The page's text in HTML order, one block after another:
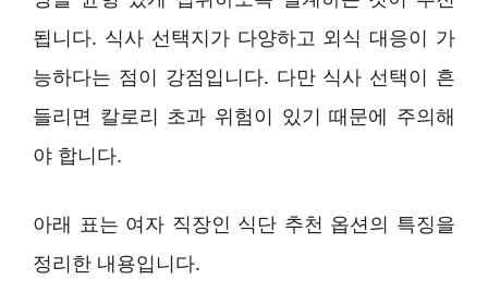
됩니다. 식사 선택지가 다양하고 외식 대응이 가
능하다는 점이 강점입니다. 다만 식사 선택이 흔
들리면 칼로리 초과 위험이 있기 때문에 주의해
야 합니다.
아래 표는 여자 직장인 식단 추천 옵션의 특징을
정리한 내용입니다.